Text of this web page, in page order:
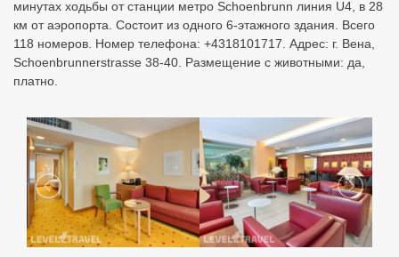
минутах ходьбы от станции метро Schoenbrunn линия U4, в 28
км от аэропорта. Состоит из одного 6-этажного здания. Всего
118 номеров. Номер телефона: +4318101717. Адрес: г. Вена,
Schoenbrunnerstrasse 38-40. Размещение с животными: да,
платно.